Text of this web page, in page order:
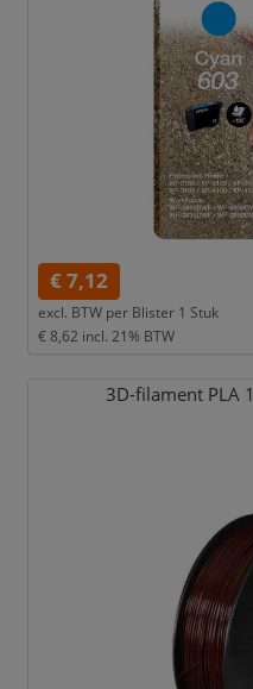
€ 7,12
excl. BTW per Blister 1 Stuk
€ 8,62 incl. 21% BTW
3D-filament PLA